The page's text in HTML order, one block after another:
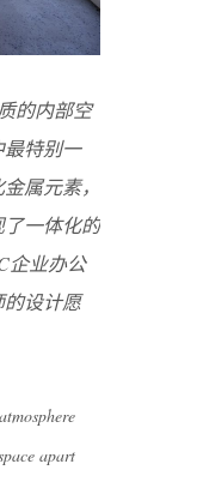
的内部空
特别一
属元素，
一体化的
企业办公
设计愿
apart